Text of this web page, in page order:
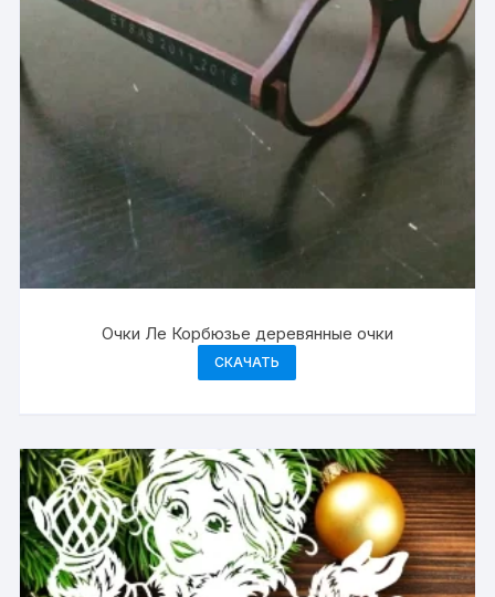
Очки Ле Корбюзье деревянные очки
СКАЧАТЬ